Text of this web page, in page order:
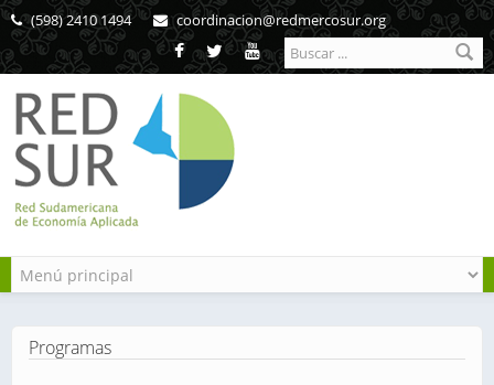
Pasar al contenido principal
(598) 2410 1494 coordinacion@redmercosur.org
Formulario de
búsqueda
Programas